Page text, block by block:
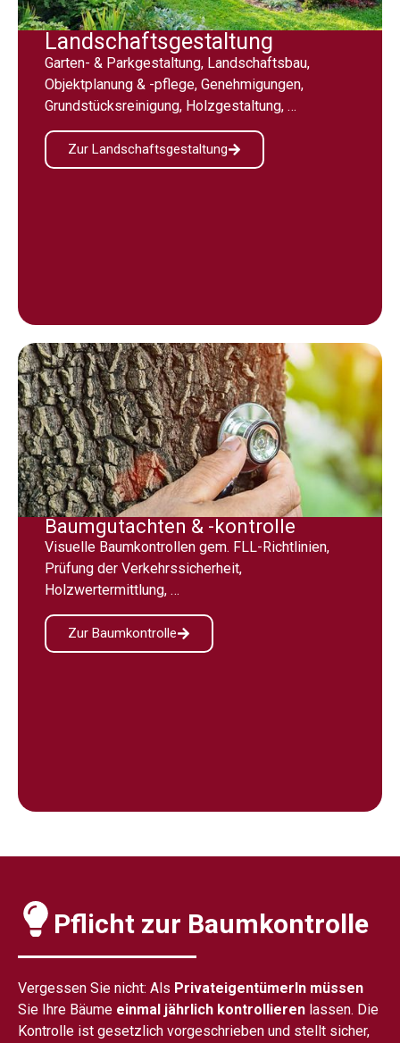
Landschaftsgestaltung
Garten- & Parkgestaltung, Landschaftsbau,
Objektplanung & -pflege, Genehmigungen,
Grundstücksreinigung, Holzgestaltung, …
Zur Landschaftsgestaltung
Baumgutachten & -kontrolle
Visuelle Baumkontrollen gem. FLL-Richtlinien,
Prüfung der Verkehrssicherheit,
Holzwertermittlung, …
Zur Baumkontrolle
Pflicht zur Baumkontrolle
Vergessen Sie nicht: Als PrivateigentümerIn müssen
Sie Ihre Bäume einmal jährlich kontrollieren lassen. Die
Kontrolle ist gesetzlich vorgeschrieben und stellt sicher,